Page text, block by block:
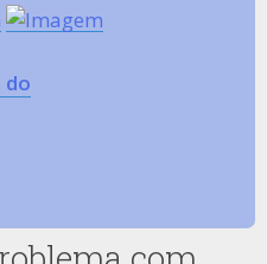
do